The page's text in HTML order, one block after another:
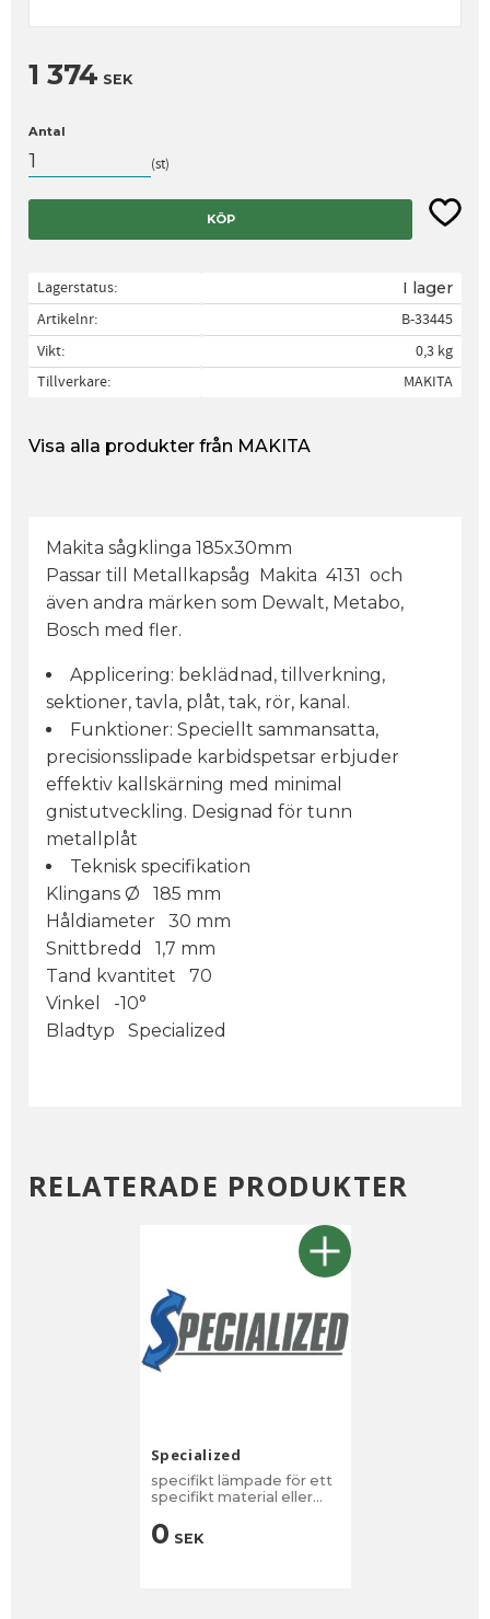
1 374 SEK
Antal
st
KÖP Lägg
Lagerstatus I lager
Artikelnr
B-33445
Vikt
0,3 kg
Tillverkare
MAKITA
Visa alla produkter från MAKITA
Makita sågklinga 185x30mm
Passar till Metallkapsåg Makita 4131 och
även andra märken som Dewalt, Metabo,
Bosch med fler.
Applicering: beklädnad, tillverkning,
sektioner, tavla, plåt, tak, rör, kanal.
Funktioner: Speciellt sammansatta,
precisionsslipade karbidspetsar erbjuder
effektiv kallskärning med minimal
gnistutveckling. Designad för tunn
metallplåt
Teknisk specifikation
Klingans Ø 185 mm
Håldiameter 30 mm
Snittbredd 1,7 mm
Tand kvantitet 70
Vinkel -10°
Bladtyp Specialized
RELATERADE PRODUKTER
Specialized
specifikt lämpade för ett
specifikt material eller
0 SEK